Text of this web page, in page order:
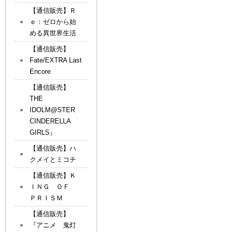
【通信販売】Ｒ
ｅ：ゼロから始
める異世界生活
【通信販売】
Fate/EXTRA Last
Encore
【通信販売】
THE
IDOLM@STER
CINDERELLA
GIRLS』
【通信販売】ハ
クメイとミコチ
【通信販売】Ｋ
ＩＮＧ ＯＦ
ＰＲＩＳＭ
【通信販売】
『アニメ 鬼灯